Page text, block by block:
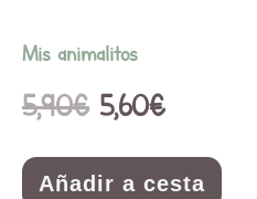
Mis animalitos
5,90€ 5,60€
Añadir a cesta